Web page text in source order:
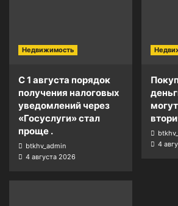
Недвижимость
С 1 августа порядок
получения налоговых
уведомлений через
«Госуслуги» стал
проще .
btkhv_admin
4 августа 2026
4